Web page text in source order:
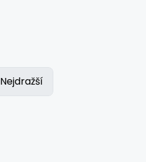
Nejdražší